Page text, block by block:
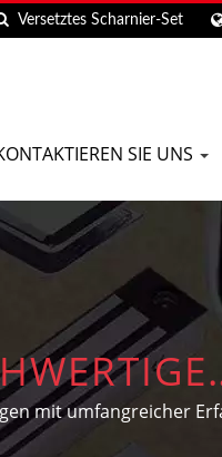
SIE UNS
| D&D
mit umfangreicher
Bedürfnissen und